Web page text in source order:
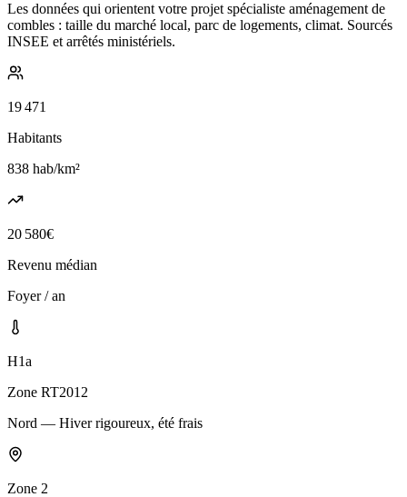
Les données qui orientent votre projet spécialiste aménagement de
combles : taille du marché local, parc de logements, climat. Sourcés
INSEE et arrêtés ministériels.
19 471
Habitants
838 hab/km²
20 580€
Revenu médian
Foyer / an
H1a
Zone RT2012
Nord — Hiver rigoureux, été frais
Zone 2